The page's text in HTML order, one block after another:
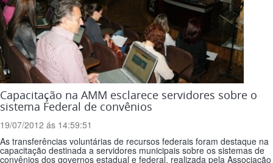
Capacitação na AMM esclarece servidores sobre o
sistema Federal de convênios
19/07/2012 ás 14:59:51
As transferências voluntárias de recursos federais foram destaque na
capacitação destinada a servidores municipais sobre os sistemas de
convênios dos governos estadual e federal, realizada pela Associação